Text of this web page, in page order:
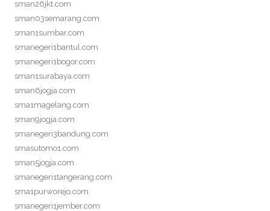
sman26jkt.com
sman03semarang.com
sman1sumbar.com
smanegeri1bantul.com
smanegeri1bogor.com
sman1surabaya.com
sman6jogja.com
sma1magelang.com
sman9jogja.com
smanegeri3bandung.com
smasutomo1.com
sman5jogja.com
smanegeri1tangerang.com
sma1purworejo.com
smanegeri1jember.com